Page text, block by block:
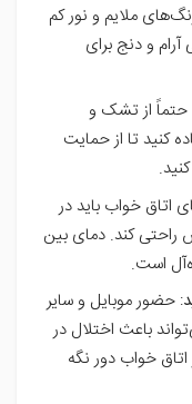
ملایم و نور کم
و دنج برای
حتماً از تشک و
کنید تا از حمایت
اتاق خواب باید در
کند. دمای بین
: حضور موبایل و سایر
باعث اختلال در
خواب دور نگه